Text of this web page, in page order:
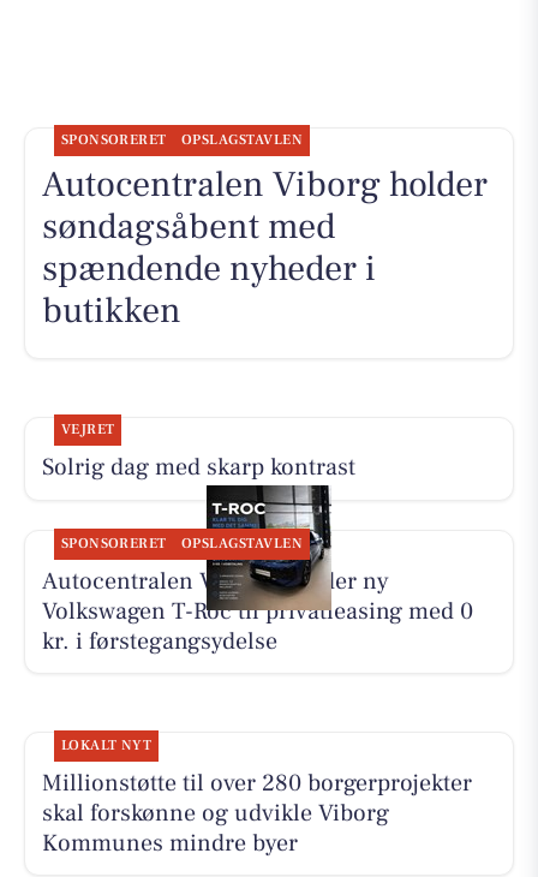
SPONSORERET OPSLAGSTAVLEN
Autocentralen Viborg holder
søndagsåbent med
spændende nyheder i
butikken
VEJRET
Solrig dag med skarp kontrast
SPONSORERET OPSLAGSTAVLEN
Autocentralen Viborg tilbyder ny
Volkswagen T-Roc til privatleasing med 0
kr. i førstegangsydelse
LOKALT NYT
Millionstøtte til over 280 borgerprojekter
skal forskønne og udvikle Viborg
Kommunes mindre byer